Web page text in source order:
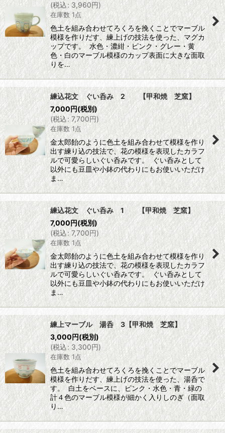
(税込: 3,960円)
在庫数 1点
色土を組み合わせてろくろを挽くことでマーブル
模様を作りだす、練上げの技法を使った、マグカ
ップです。 水色・濃紺・ピンク・グレー・黄
色・白のマーブル模様のカップ表面に大きな面取
りを…
練込花文 ぐい呑み 2 【甲和焼 芝窯】
7,000円(税別)
(税込: 7,700円)
在庫数 1点
金太郎飴のように色土を組み合わせて模様を作り
出す練り込の技法で、花の模様を表現したカラフ
ルで可愛らしいぐい呑みです。 ぐい呑みとして
以外にも豆皿や小鉢の代わりにもお使いいただけ
ま…
練込花文 ぐい呑み 1 【甲和焼 芝窯】
7,000円(税別)
(税込: 7,700円)
在庫数 1点
金太郎飴のように色土を組み合わせて模様を作り
出す練り込の技法で、花の模様を表現したカラフ
ルで可愛らしいぐい呑みです。 ぐい呑みとして
以外にも豆皿や小鉢の代わりにもお使いいただけ
ま…
練上マーブル 湯呑 3【甲和焼 芝窯】
3,000円(税別)
(税込: 3,300円)
在庫数 1点
色土を組み合わせてろくろを挽くことでマーブル
模様を作りだす、練上げの技法を使った、湯呑で
す。 白土をベースに、ピンク・水色・青・緑の
計４色のマーブル模様が細かく入りしのぎ（面取
り…